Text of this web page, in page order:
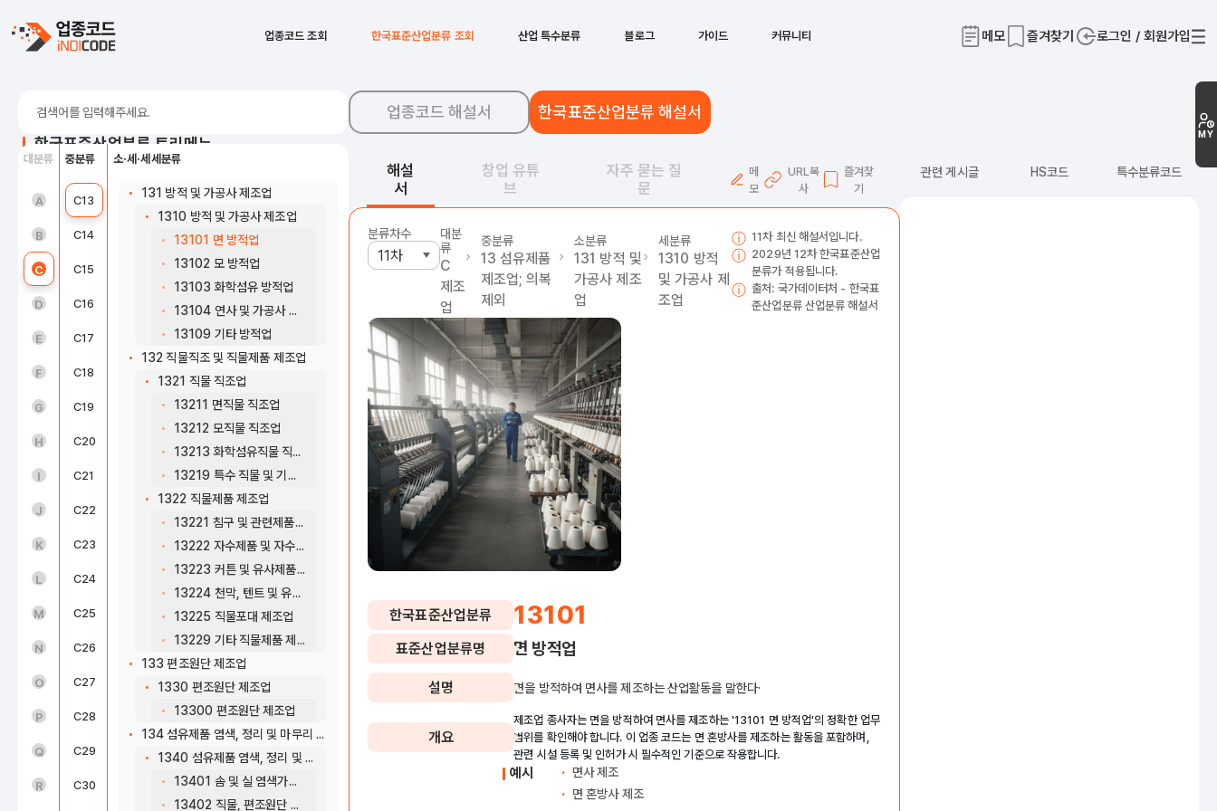
업종코드 조회 한국표준산업분류 조회 산업 특수분류 블로그 가이드 커뮤니티 메모 즐겨찾기 로그인 / 회원가입
MY
한국표준산업분류 트리메뉴
대분류
A 농업, 임업 및 어업(01~03)
B 광업(05~08)
C 제조업(10~34)
D 전기, 가스, 증기 및 공기조절 공급업(35)
E 수도, 하수 및 폐기물 처리, 원료 재생업(36 ~ 39)
F 건설업(41~42)
G 도매 및 소매업(45~47)
H 운수 및 창고업(49~52)
I 숙박 및 음식점업(55~56)
J 정보통신업(58~63)
K 금융 및 보험업(64~66)
L 부동산업(68)
M 전문, 과학 및 기술 서비스업(70~73)
N 사업시설 관리, 사업 지원 및 임대 서비스업(74~76)
O 공공행정, 국방 및 사회보장 행정(84)
P 교육 서비스업(85)
Q 보건업 및 사회복지 서비스업(86~87)
R 예술, 스포츠 및 여가관련 서비스업(90~91)
중분류
B07 비금속광물 광업; 연료용 제외
C12 담배 제조업
C13 섬유제품 제조업; 의복제외
C14 의복, 의복 액세서리 및 모피제품 제조업
C15 가죽, 가방 및 신발 제조업
C16 목재 및 나무제품 제조업; 가구 제외
C17 펄프, 종이 및 종이제품 제조업
C18 인쇄 및 기록매체 복제업
C19 코크스, 연탄 및 석유정제품 제조업
C20
C21 의료용 물질 및 의약품 제조업
C22 고무 및 플라스틱제품 제조업
C23 비금속 광물제품 제조업
C24 1차 금속 제조업
C25 금속가공제품 제조업; 기계 및 가구 제외
C26 전자부품, 컴퓨터, 영상, 음향 및 통신장비 제조업
C27 의료, 정밀, 광학기기 및 시계 제조업
C28 전기장비 제조업
C29 기타 기계 및 장비 제조업
C30 자동차 및 트레일러 제조업
소·세·세세분류
11209 기타 비알코올 음료 제조업
12000 담배제품 제조업
C13 섬유제품 제조업; 의복제외
131 방적 및 가공사 제조업
1310 방적 및 가공사 제조업
13101 면 방적업
13102 모 방적업
13103 화학섬유 방적업
13104 연사 및 가공사 제조업
13109 기타 방적업
132 직물직조 및 직물제품 제조업
1321 직물 직조업
13211 면직물 직조업
13212 모직물 직조업
13213 화학섬유직물 직조업
13219 특수 직물 및 기타 직물 직조업
1322 직물제품 제조업
13221 침구 및 관련제품 제조업
13222 자수제품 및 자수용재료 제조업
13223 커튼 및 유사제품 제조업
13224 천막, 텐트 및 유사 제품 제조업
13225 직물포대 제조업
13229 기타 직물제품 제조업
133 편조원단 제조업
1330 편조원단 제조업
13300 편조원단 제조업
134 섬유제품 염색, 정리 및 마무리 가공업
1340 섬유제품 염색, 정리 및 마무리 가공업
13401 솜 및 실 염색가공업
13402 직물, 편조원단 및 의복류 염색 가공업
업종코드 해설서 한국표준산업분류 해설서
해설
서
창업 유튜
브
자주 묻는 질
문
메
모
URL복
사
즐겨찾
기
분류차수
대분
류
C
제조
업
중분류
13 섬유제품
제조업; 의복
제외
소분류
131 방적 및
가공사 제조
업
세분류
1310 방적
및 가공사 제
조업
11차 최신 해설서입니다.
2029년 12차 한국표준산업
분류가 적용됩니다.
출처: 국가데이터처 - 한국표
준산업분류 산업분류 해설서
한국표준산업분류 13101
표준산업분류명 면 방적업
설명 면을 방적하여 면사를 제조하는 산업활동을 말한다·
개요
제조업 종사자는 면을 방적하여 면사를 제조하는 '13101 면 방적업'의 정확한 업무
범위를 확인해야 합니다. 이 업종 코드는 면 혼방사를 제조하는 활동을 포함하며,
관련 시설 등록 및 인허가 시 필수적인 기준으로 작용합니다.
예시
면사 제조
면 혼방사 제조
관련 게시글 HS코드 특수분류코드